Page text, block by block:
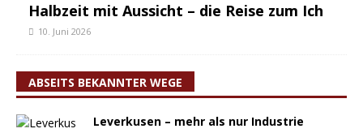
Halbzeit mit Aussicht – die Reise zum Ich
10. Juni 2026
ABSEITS BEKANNTER WEGE
Leverkusen – mehr als nur Industrie